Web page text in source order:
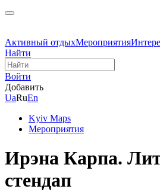
Активный отдыхМероприятия
Найти
Войти
Добавить
UaRuEn
Kyiv Maps
Мероприятия
Ирэна Карпа.
стендап